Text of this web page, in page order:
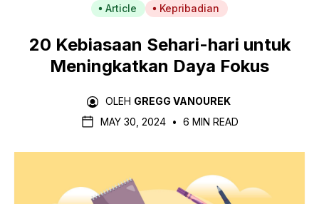
Article Kepribadian
20 Kebiasaan Sehari-hari untuk
Meningkatkan Daya Fokus
OLEH GREGG VANOUREK
MAY 30, 2024 • 6 MIN READ